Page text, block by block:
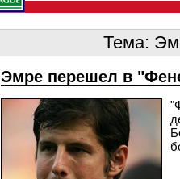
Тема:
Эмре перешел в